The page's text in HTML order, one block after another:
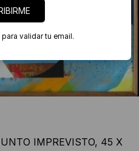
IMPREVISTO, 45 X
validar tu email.